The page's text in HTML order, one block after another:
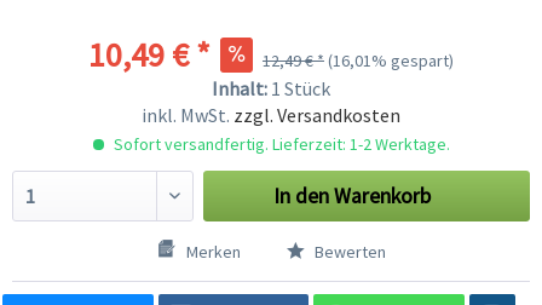
10,49 € * 12,49 € *(16,01% gespart)
Inhalt: 1 Stück
inkl. MwSt. zzgl. Versandkosten
Sofort versandfertig. Lieferzeit: 1-2 Werktage.
In denWarenkorb
Merken Bewerten